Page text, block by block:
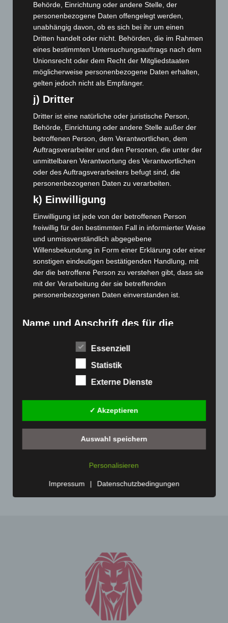
Januar 2023(140)
Dezember 2022(130)
November 2022(167)
Oktober 2022
(166)
September 2022(205)
August 2022(166)
Juli 2022(133)
Juni 2022(167)
Mai 2022(177)
April 2022(198)
März 2022(221)
Februar 2022 (189)
Januar 2022
(190)
Dezember 2021
(204)
November 2021 (215)
Oktober 2021(171)
September 2021(180)
August 2021(154)
Juli 2021(213)
Juni 2021(198)
(189)
Oktober 2020(158)
(138)
Juli 2020(1)
Behörde, Einrichtung oder andere Stelle, der
personenbezogene Daten offengelegt werden,
unabhängig davon, ob es sich bei ihr um einen
Dritten handelt oder nicht. Behörden, die im Rahmen
eines bestimmten Untersuchungsauftrags nach dem
Unionsrecht oder dem Recht der Mitgliedstaaten
möglicherweise personenbezogene Daten erhalten,
gelten jedoch nicht als Empfänger.
j) Dritter
Dritter ist eine natürliche oder juristische Person,
Behörde, Einrichtung oder andere Stelle außer der
betroffenen Person, dem Verantwortlichen, dem
Auftragsverarbeiter und den Personen, die unter der
unmittelbaren Verantwortung des Verantwortlichen
oder des Auftragsverarbeiters befugt sind, die
personenbezogenen Daten zu verarbeiten.
k) Einwilligung
Einwilligung ist jede von der betroffenen Person
freiwillig für den bestimmten Fall in informierter Weise
und unmissverständlich abgegebene
Willensbekundung in Form einer Erklärung oder einer
sonstigen eindeutigen bestätigenden Handlung, mit
der die betroffene Person zu verstehen gibt, dass sie
mit der Verarbeitung der sie betreffenden
personenbezogenen Daten einverstanden ist.
Name und Anschrift des für die
Verantwortlicher im Sinne der Datenschutz-
Grundverordnung, sonstiger in den Mitgliedstaaten der
Europäischen Union geltenden Datenschutzgesetze und
anderer Bestimmungen mit datenschutzrechtlichem
Reuterdamm 49
30853 Langenhagen - Deutschland
Telefon: 0511-215 6000
einem Computersystem abgelegt und gespeichert
Zahlreiche Internetseiten und Server verwenden
Cookies. Viele Cookies enthalten eine sogenannte
Cookie-ID. Eine Cookie-ID ist eine eindeutige Kennung
des Cookies. Sie besteht aus einer Zeichenfolge, durch
Essenziell
Statistik
Externe Dienste
✓ Akzeptieren
Auswahl speichern
Personalisieren
Impressum | Datenschutzbedingungen